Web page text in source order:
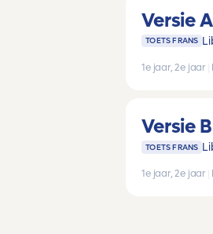
Versie A
TOETS FRANS
1e jaar, 2e jaar
Versie B
TOETS FRANS
1e jaar, 2e jaar